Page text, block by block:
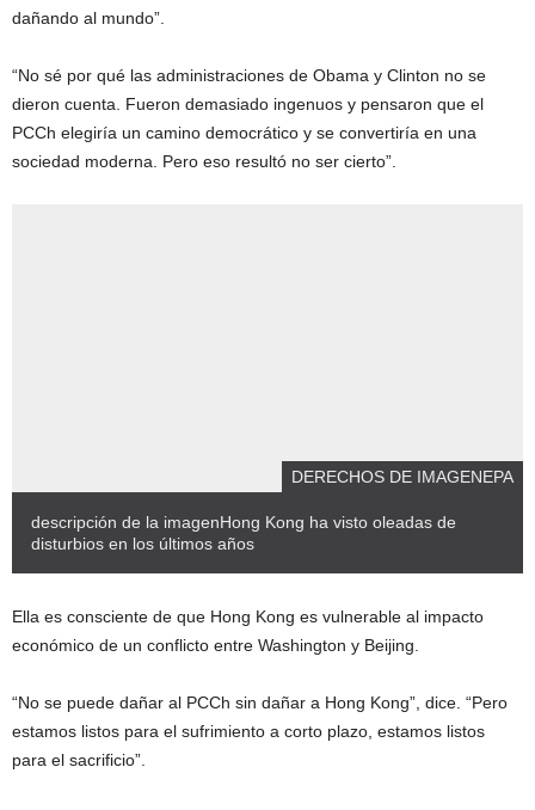
dañando al mundo”.
“No sé por qué las administraciones de Obama y Clinton no se
dieron cuenta. Fueron demasiado ingenuos y pensaron que el
PCCh elegiría un camino democrático y se convertiría en una
sociedad moderna. Pero eso resultó no ser cierto”.
DERECHOS DE IMAGENEPA
descripción de la imagenHong Kong ha visto oleadas de
disturbios en los últimos años
Ella es consciente de que Hong Kong es vulnerable al impacto
económico de un conflicto entre Washington y Beijing.
“No se puede dañar al PCCh sin dañar a Hong Kong”, dice. “Pero
estamos listos para el sufrimiento a corto plazo, estamos listos
para el sacrificio”.